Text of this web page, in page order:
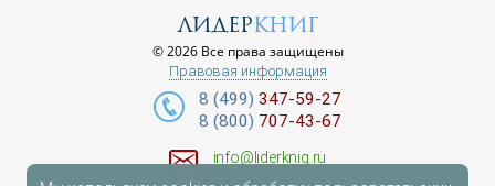
лидеркниг
© 2026 Все права защищены
Правовая информация
8 (499) 347-59-27
8 (800) 707-43-67
info@liderknig.ru